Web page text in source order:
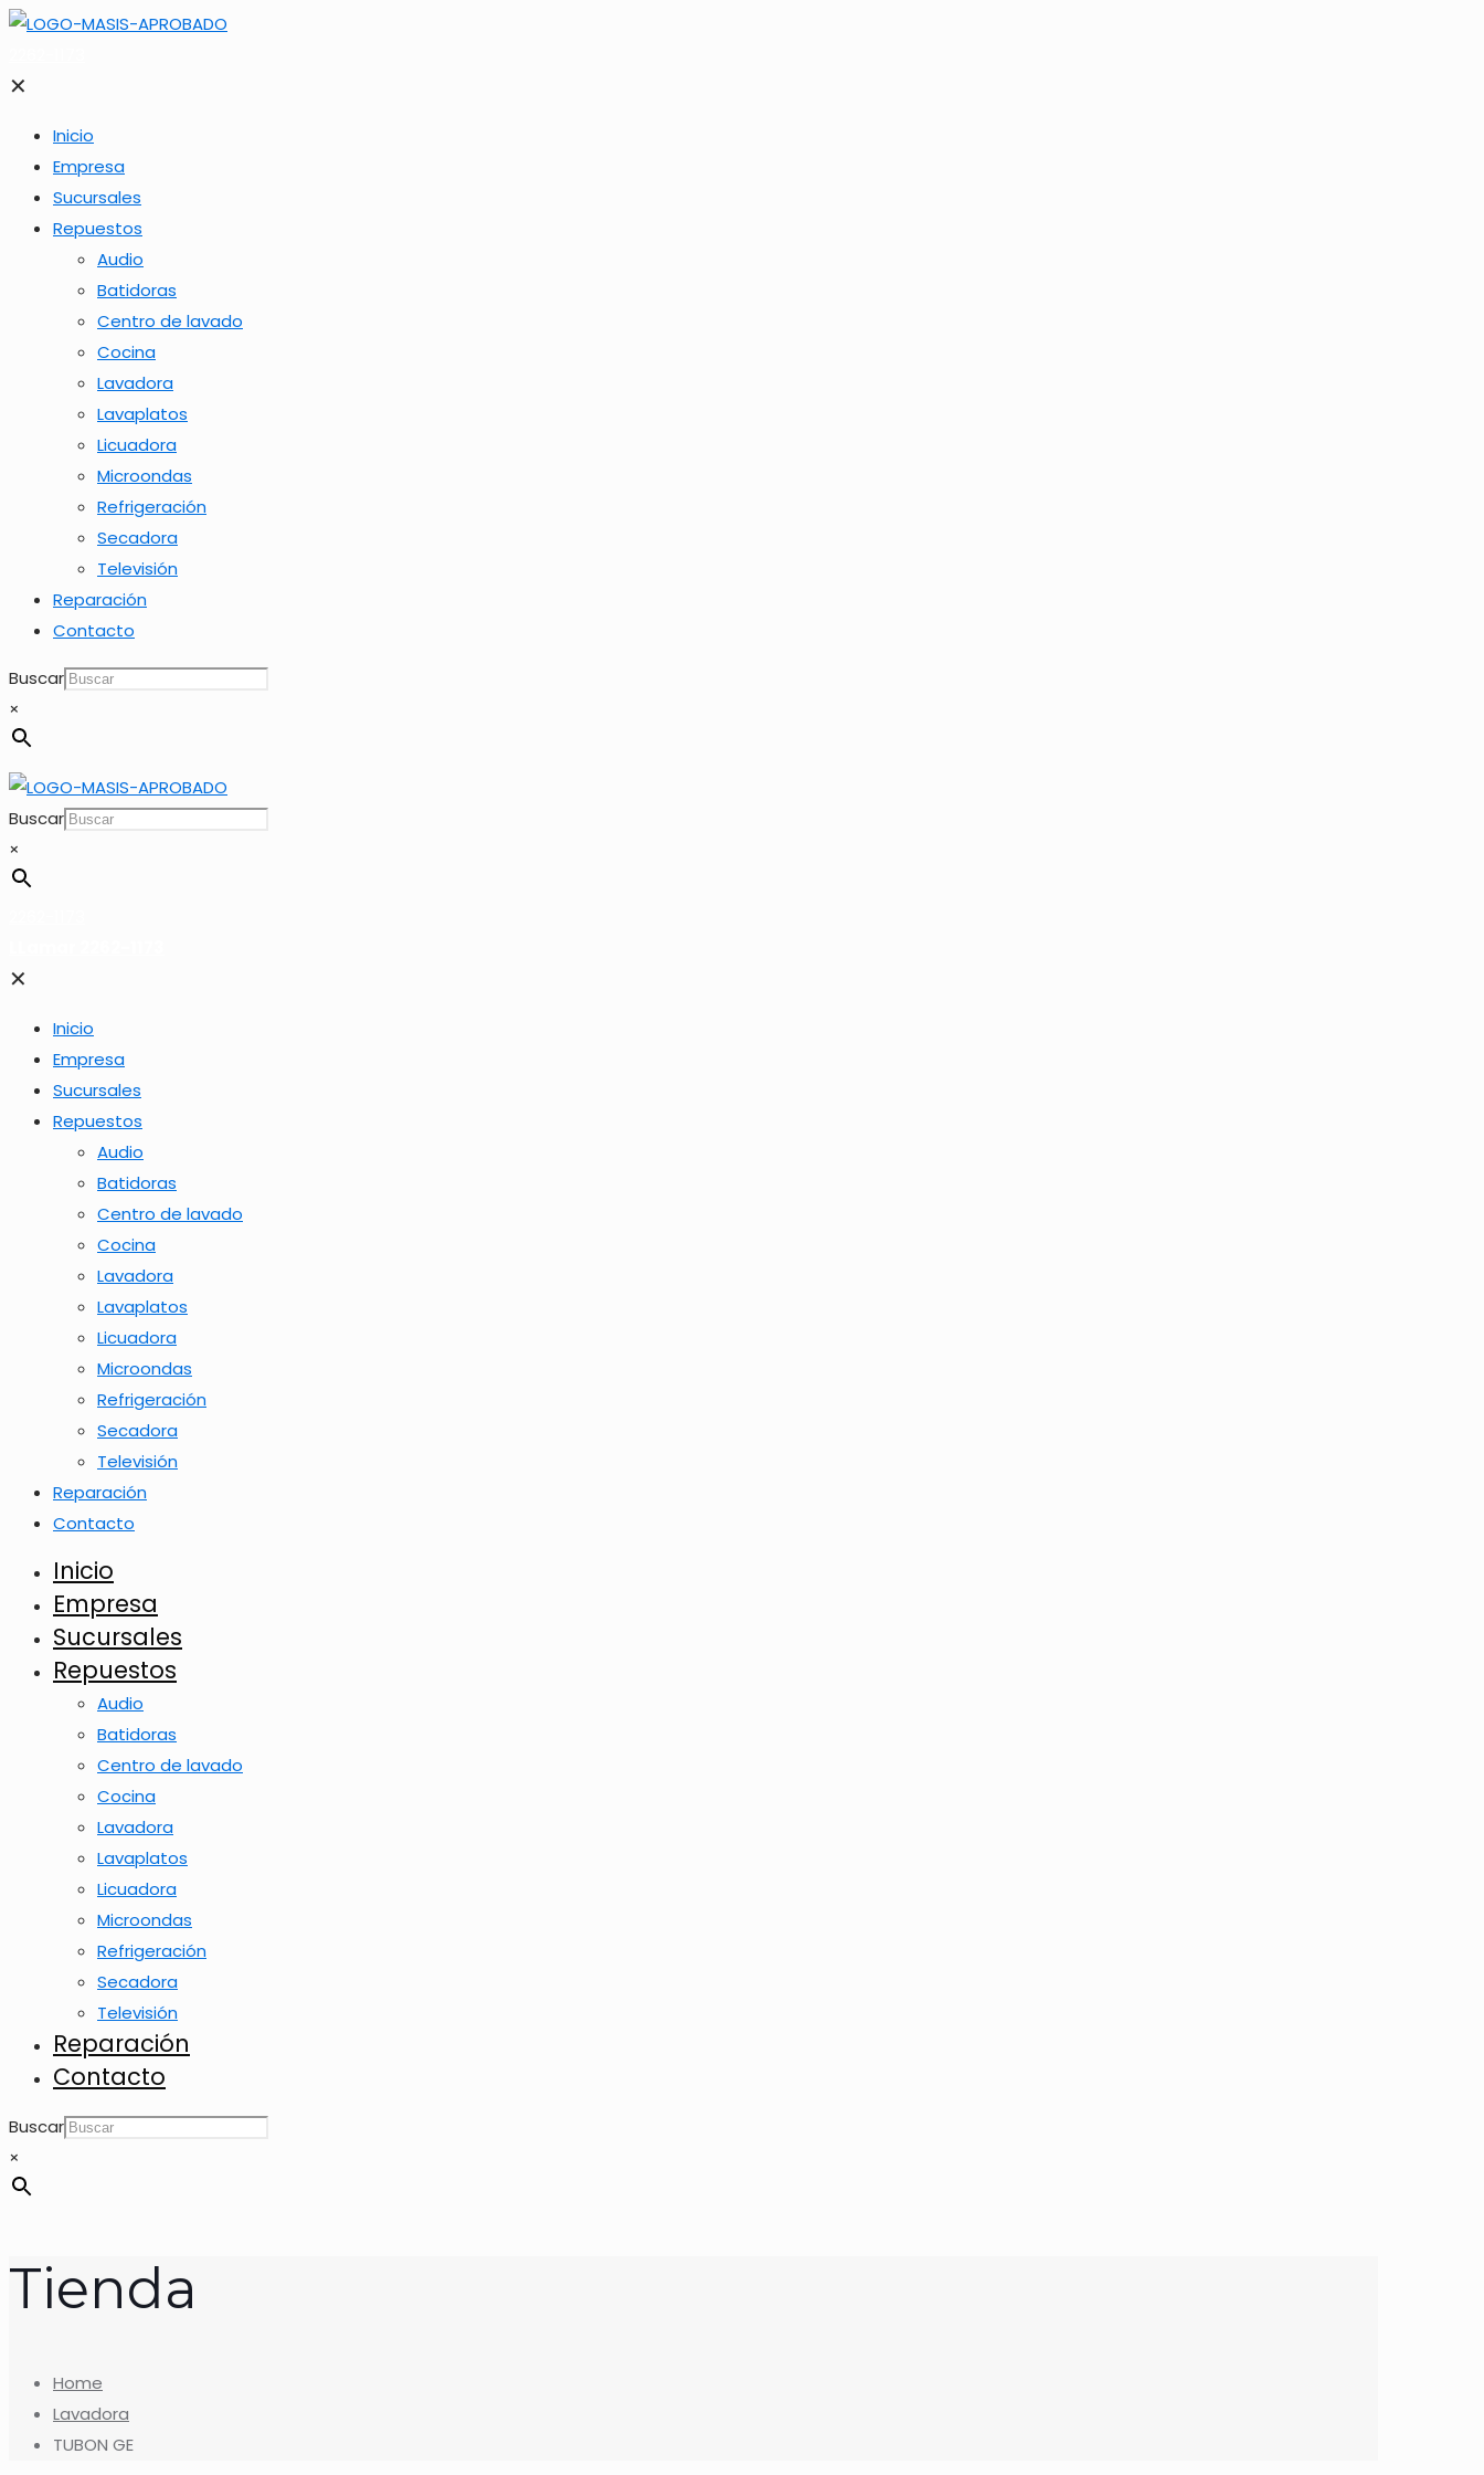
✕
Inicio
Empresa
Sucursales
Repuestos
Audio
Batidoras
Centro de lavado
Cocina
Lavadora
Lavaplatos
Licuadora
Microondas
Refrigeración
Secadora
Televisión
Reparación
Contacto
Buscar
×
Buscar
×
✕
Inicio
Empresa
Sucursales
Repuestos
Audio
Batidoras
Centro de lavado
Cocina
Lavadora
Lavaplatos
Licuadora
Microondas
Refrigeración
Secadora
Televisión
Reparación
Contacto
Inicio
Empresa
Sucursales
Repuestos
Audio
Batidoras
Centro de lavado
Cocina
Lavadora
Lavaplatos
Licuadora
Microondas
Refrigeración
Secadora
Televisión
Reparación
Contacto
Buscar
×
Tienda
Home
Lavadora
TUBON GE